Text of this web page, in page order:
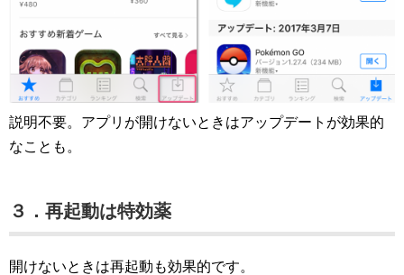
説明不要。アプリが開けないときはアップデートが効果的
なことも。
３．再起動は特効薬
開けないときは再起動も効果的です。